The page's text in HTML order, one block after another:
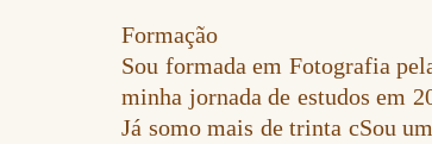
Formação
Sou formada em Fotografia
minha jornada de estudos em
Já somo mais de trinta cSou